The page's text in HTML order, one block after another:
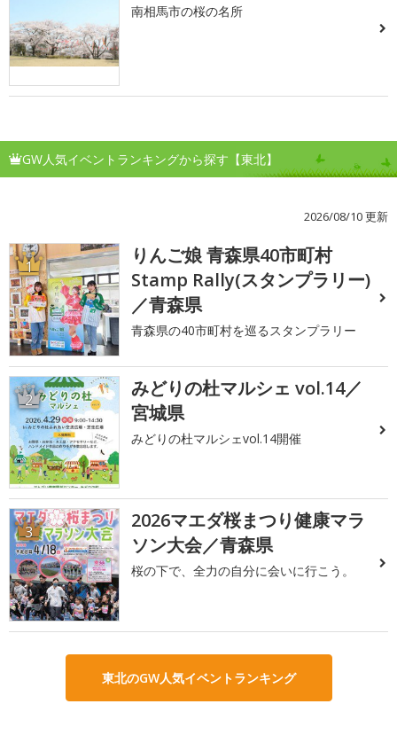
南相馬市の桜の名所
GW人気イベントランキングから探す【東北】
2026/08/10 更新
1
りんご娘 青森県40市町村
Stamp Rally(スタンプラリー)
／青森県
青森県の40市町村を巡るスタンプラリー
2
みどりの杜マルシェ vol.14／
宮城県
みどりの杜マルシェvol.14開催
3
2026マエダ桜まつり健康マラ
ソン大会／青森県
桜の下で、全力の自分に会いに行こう。
東北のGW人気イベントランキング